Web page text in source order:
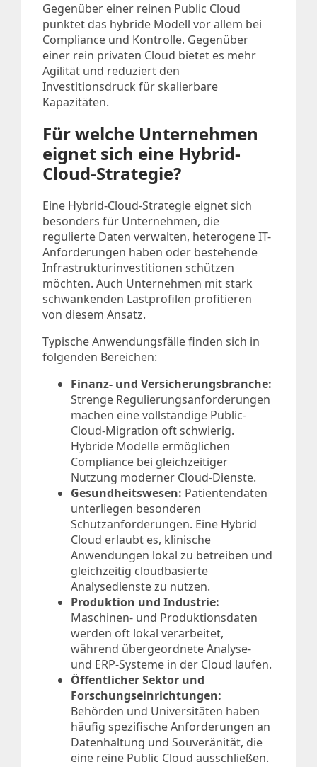
Gegenüber einer reinen Public Cloud
punktet das hybride Modell vor allem bei
Compliance und Kontrolle. Gegenüber
einer rein privaten Cloud bietet es mehr
Agilität und reduziert den
Investitionsdruck für skalierbare
Kapazitäten.
Für welche Unternehmen
eignet sich eine Hybrid-
Cloud-Strategie?
Eine Hybrid-Cloud-Strategie eignet sich
besonders für Unternehmen, die
regulierte Daten verwalten, heterogene IT-
Anforderungen haben oder bestehende
Infrastrukturinvestitionen schützen
möchten. Auch Unternehmen mit stark
schwankenden Lastprofilen profitieren
von diesem Ansatz.
Typische Anwendungsfälle finden sich in
folgenden Bereichen:
Finanz- und Versicherungsbranche:
Strenge Regulierungsanforderungen
machen eine vollständige Public-
Cloud-Migration oft schwierig.
Hybride Modelle ermöglichen
Compliance bei gleichzeitiger
Nutzung moderner Cloud-Dienste.
Gesundheitswesen: Patientendaten
unterliegen besonderen
Schutzanforderungen. Eine Hybrid
Cloud erlaubt es, klinische
Anwendungen lokal zu betreiben und
gleichzeitig cloudbasierte
Analysedienste zu nutzen.
Produktion und Industrie:
Maschinen- und Produktionsdaten
werden oft lokal verarbeitet,
während übergeordnete Analyse-
und ERP-Systeme in der Cloud laufen.
Öffentlicher Sektor und
Forschungseinrichtungen:
Behörden und Universitäten haben
häufig spezifische Anforderungen an
Datenhaltung und Souveränität, die
eine reine Public Cloud ausschließen.